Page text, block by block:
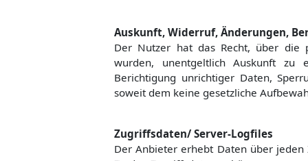
Auskunft, Widerruf, Änderungen,
Der Nutzer hat das Recht, über die
wurden, unentgeltlich Auskunft zu
Berichtigung unrichtiger Daten,
soweit dem keine gesetzliche
Zugriffsdaten/ Server-Logfiles
Der Anbieter erhebt Daten über